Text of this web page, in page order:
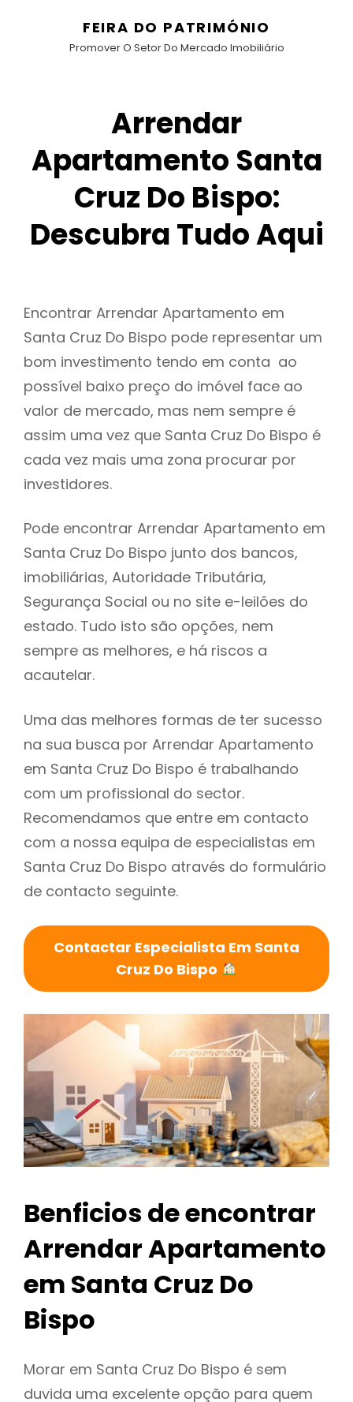
FEIRA DO PATRIMÓNIO
Promover O Setor Do Mercado Imobiliário
Arrendar
Apartamento Santa
Cruz Do Bispo:
Descubra Tudo Aqui
Encontrar Arrendar Apartamento em
Santa Cruz Do Bispo pode representar um
bom investimento tendo em conta ao
possível baixo preço do imóvel face ao
valor de mercado, mas nem sempre é
assim uma vez que Santa Cruz Do Bispo é
cada vez mais uma zona procurar por
investidores.
Pode encontrar Arrendar Apartamento em
Santa Cruz Do Bispo junto dos bancos,
imobiliárias, Autoridade Tributária,
Segurança Social ou no site e-leilões do
estado. Tudo isto são opções, nem
sempre as melhores, e há riscos a
acautelar.
Uma das melhores formas de ter sucesso
na sua busca por Arrendar Apartamento
em Santa Cruz Do Bispo é trabalhando
com um profissional do sector.
Recomendamos que entre em contacto
com a nossa equipa de especialistas em
Santa Cruz Do Bispo através do formulário
de contacto seguinte.
Contactar Especialista Em Santa
Cruz Do Bispo
Benficios de encontrar
Arrendar Apartamento
em Santa Cruz Do
Bispo
Morar em Santa Cruz Do Bispo é sem
duvida uma excelente opção para quem